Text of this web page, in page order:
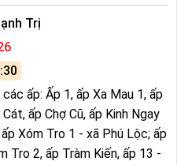
Trị
ấp: Ấp 1, ấp Xa Mau 1, ấp
ấp Chợ Cũ, ấp Kinh Ngay
Xóm Tro 1 - xã Phú Lộc; ấp
Tro 2, ấp Tràm Kiến, ấp 13 -